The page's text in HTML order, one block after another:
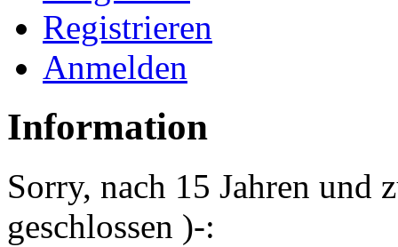
Registrieren
Anmelden
Information
Sorry, nach 15 Jahren und
geschlossen )-: